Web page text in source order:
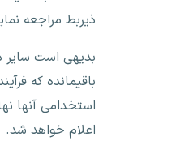
ذیربط مراجعه
بدیهی است سایر
باقیمانده که
استخدامی آنها
اعلام خواهد شد.